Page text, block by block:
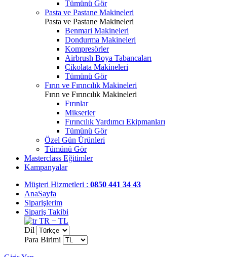
Tümünü Gör
Pasta ve Pastane Makineleri
Pasta ve Pastane Makineleri
Benmari Makineleri
Dondurma Makineleri
Kompresörler
Airbrush Boya Tabancaları
Çikolata Makineleri
Tümünü Gör
Fırın ve Fırıncılık Makineleri
Fırın ve Fırıncılık Makineleri
Fırınlar
Mikserler
Fırıncılık Yardımcı Ekipmanları
Tümünü Gör
Özel Gün Ürünleri
Tümünü Gör
Masterclass Eğitimler
Kampanyalar
Müşteri Hizmetleri : 0850 441 34 43
AnaSayfa
Siparişlerim
Sipariş Takibi
TR − TL
Dil
Para Birimi